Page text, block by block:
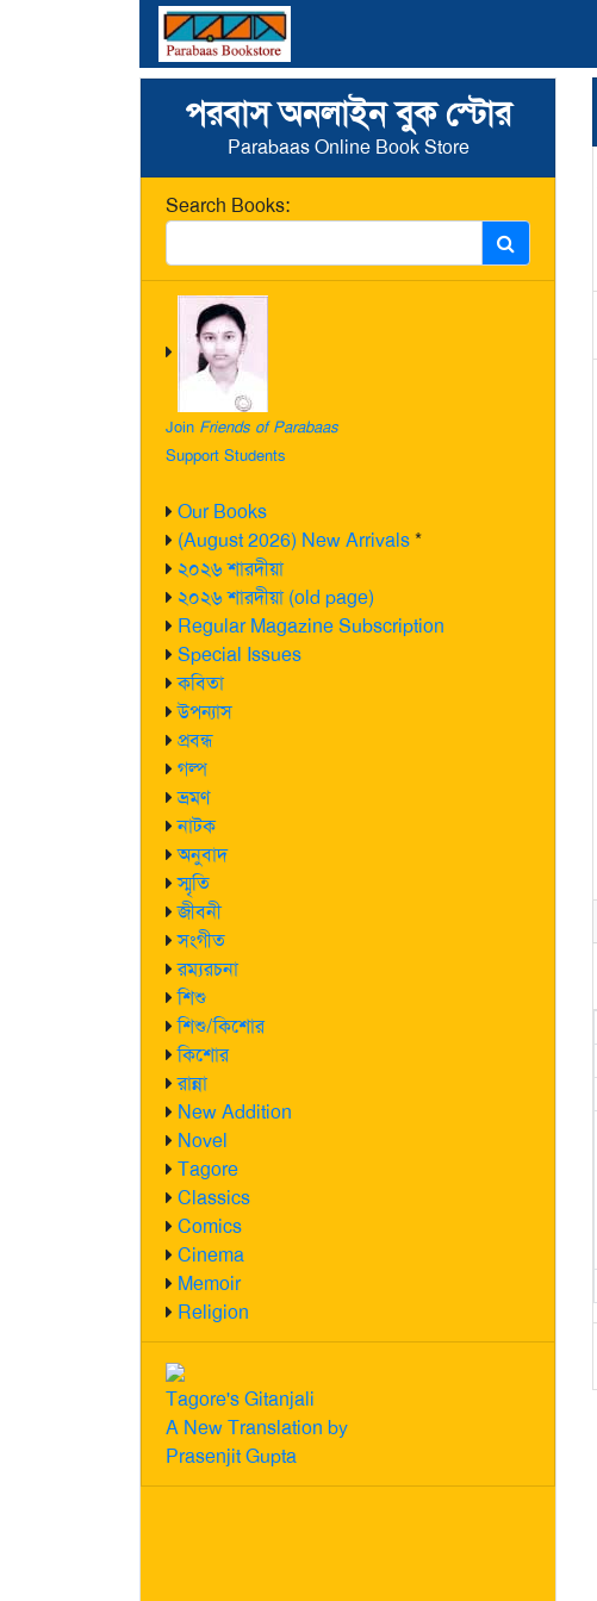
পরবাস অনলাইন বুক স্টোর
Parabaas Online Book Store
Search Books:
Join Friends of Parabaas
Support Students
Our Books
(August 2026) New Arrivals*
২০২৬ শারদীয়া
২০২৬ শারদীয়া (old page)
Regular Magazine Subscription
Special Issues
কবিতা
উপন্যাস
প্রবন্ধ
গল্প
ভ্রমণ
নাটক
অনুবাদ
স্মৃতি
জীবনী
সংগীত
রম্যরচনা
শিশু
শিশু/কিশোর
কিশোর
রান্না
New Addition
Novel
Tagore
Classics
Comics
Cinema
Memoir
Religion
Tagore's Gitanjali
A New Translation by
Prasenjit Gupta